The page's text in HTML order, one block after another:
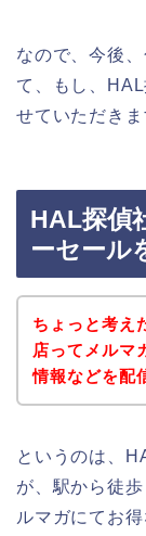
なので、今後
て、もし、
せていただきま
HAL探偵
ーセール
ちょっと考え
店ってメルマ
情報などを配
というのは、
が、駅から徒
ルマガにてお